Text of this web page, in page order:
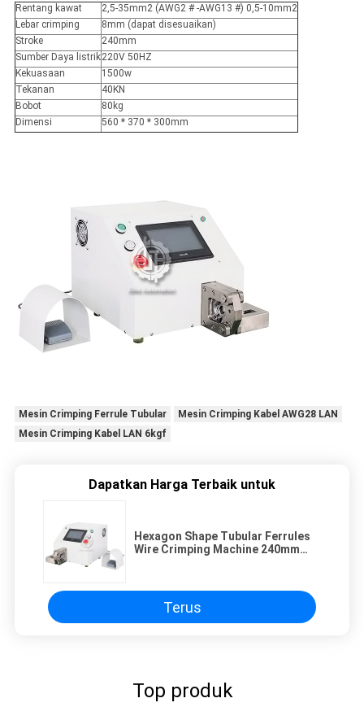
Rentang kawat
2,5-35mm2 (AWG2 # -AWG13 #) 0,5-10mm2
Lebar crimping
8mm (dapat disesuaikan)
Stroke
240mm
Sumber Daya listrik220V 50HZ
Kekuasaan
1500w
Tekanan
40KN
Bobot
80kg
Dimensi
560 * 370 * 300mm
Mesin Crimping Ferrule Tubular
Mesin Crimping Kabel AWG28 LAN
Mesin Crimping Kabel LAN 6kgf
Dapatkan Harga Terbaik untuk
Hexagon Shape Tubular Ferrules
Wire Crimping Machine 240mm
Terus
Top produk